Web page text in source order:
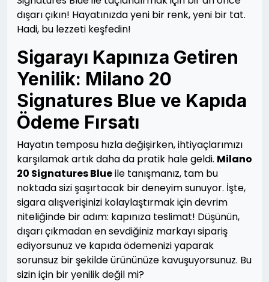
dışarı çıkın! Hayatınızda yeni bir renk, yeni bir tat.
Hadi, bu lezzeti keşfedin!
Sigarayı Kapınıza Getiren
Yenilik: Milano 20
Signatures Blue ve Kapıda
Ödeme Fırsatı
Hayatın temposu hızla değişirken, ihtiyaçlarımızı
karşılamak artık daha da pratik hale geldi. Milano
20 Signatures Blueile tanışmanız, tam bu
noktada sizi şaşırtacak bir deneyim sunuyor. İşte,
sigara alışverişinizi kolaylaştırmak için devrim
niteliğinde bir adım: kapınıza teslimat! Düşünün,
dışarı çıkmadan en sevdiğiniz markayı sipariş
ediyorsunuz ve kapıda ödemenizi yaparak
sorunsuz bir şekilde ürününüze kavuşuyorsunuz. Bu
sizin için bir yenilik değil mi?